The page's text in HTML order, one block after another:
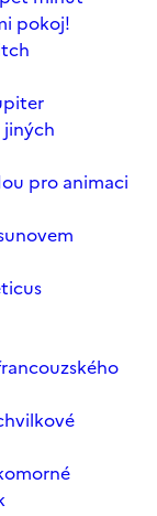
pokoj!
jiných
pro animaci